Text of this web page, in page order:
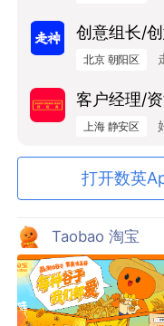
创意组长/
监（Art
北京 朝阳区
客户经理/
SAM/AM
上海 静安区
打开数英
Taobao 淘宝